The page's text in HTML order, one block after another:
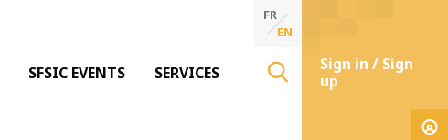
SFSIC EVENTS SERVICES
FR
EN
Sign in / Sign
up